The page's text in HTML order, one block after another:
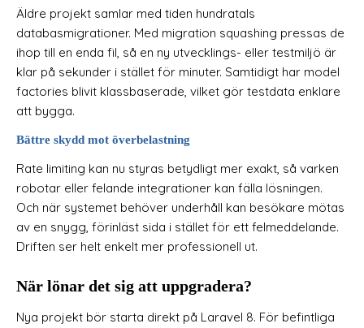
Äldre projekt samlar med tiden hundratals
databasmigrationer. Med migration squashing pressas de
ihop till en enda fil, så en ny utvecklings- eller testmiljö är
klar på sekunder i stället för minuter. Samtidigt har model
factories blivit klassbaserade, vilket gör testdata enklare
att bygga.
Bättre skydd mot överbelastning
Rate limiting kan nu styras betydligt mer exakt, så varken
robotar eller felande integrationer kan fälla lösningen.
Och när systemet behöver underhåll kan besökare mötas
av en snygg, förinläst sida i stället för ett felmeddelande.
Driften ser helt enkelt mer professionell ut.
När lönar det sig att uppgradera?
Nya projekt bör starta direkt på Laravel 8. För befintliga